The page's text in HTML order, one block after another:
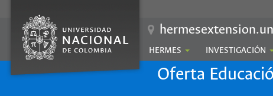
HERMES INVESTIGACIÓN
Oferta